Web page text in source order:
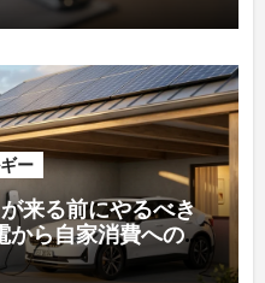
ー
来る前にやるべき
ら自家消費への戦